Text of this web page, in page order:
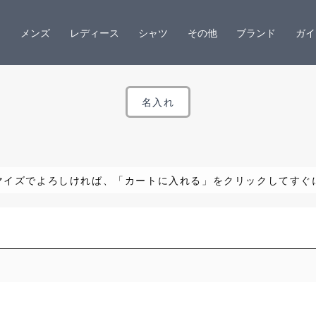
メンズ レディース シャツ その他 ブランド ガ
名入れ
ズでよろしければ、「カートに入れる」をクリックしてす